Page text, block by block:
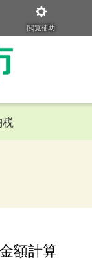
閲覧補助
税
額計算